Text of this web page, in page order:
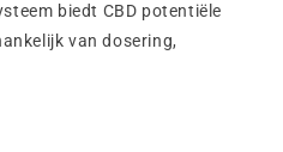
biedt CBD potentiële
van dosering,